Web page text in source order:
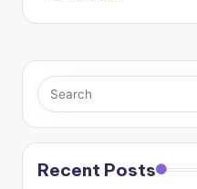
Recent Posts